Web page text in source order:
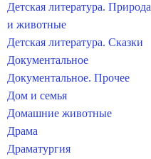
Детская литература. Природа
и животные
Детская литература. Сказки
Документальное
Документальное. Прочее
Дом и семья
Домашние животные
Драма
Драматургия